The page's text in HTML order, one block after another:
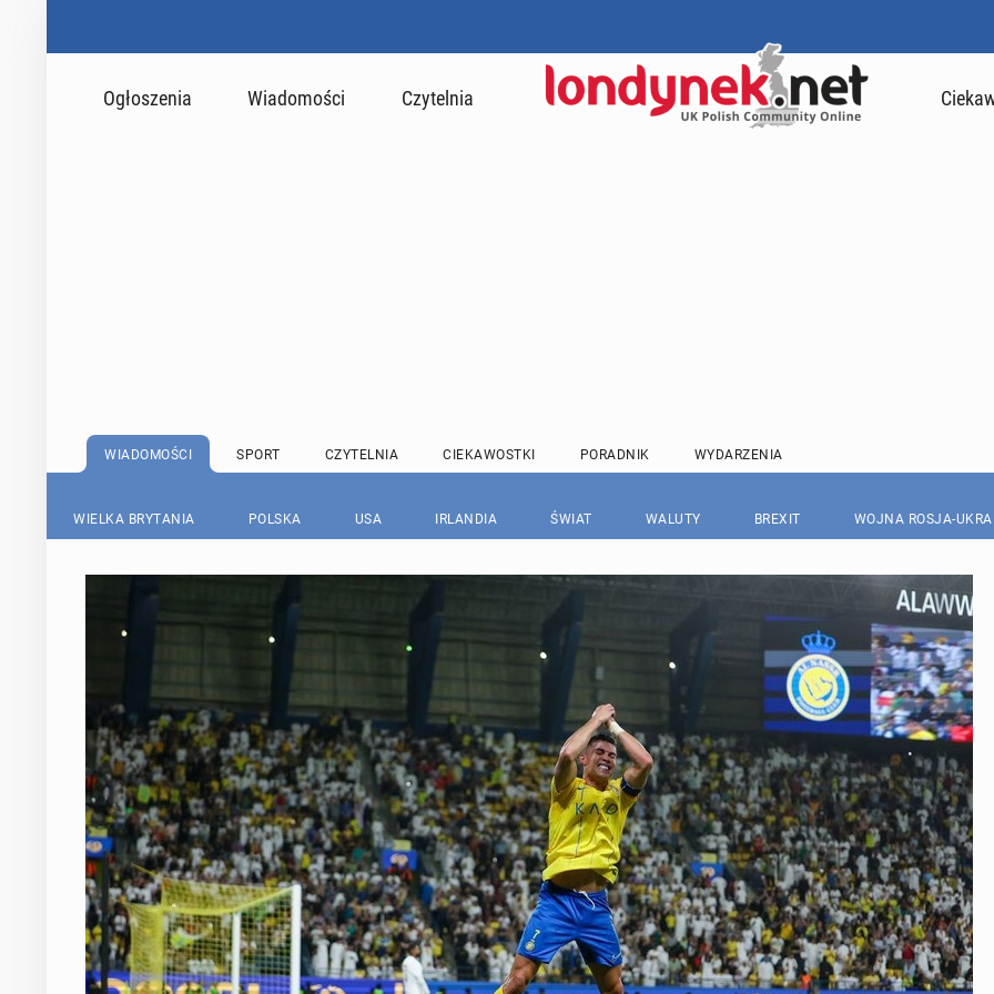
Ogłoszenia Wiadomości Czytelnia
WIADOMOŚCI SPORT CZYTELNIA CIEKAWOSTKI PORADNIK WYDARZENIA
WIELKA BRYTANIA POLSKA USA IRLANDIA ŚWIAT WALUTY BREXIT WOJNA ROSJA-